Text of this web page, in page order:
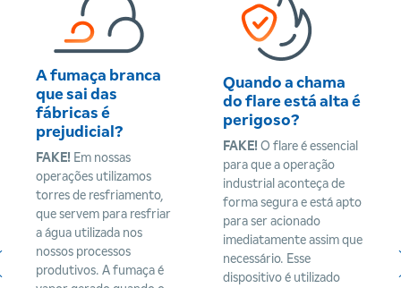
A fumaça branca
que sai das
fábricas é
prejudicial?
FAKE! Em nossas
operações utilizamos
torres de resfriamento,
que servem para resfriar
a água utilizada nos
nossos processos
produtivos. A fumaça é
Quando a chama
do flare está alta é
perigoso?
FAKE! O flare é essencial
para que a operação
industrial aconteça de
forma segura e está apto
para ser acionado
imediatamente assim que
necessário. Esse
dispositivo é utilizado